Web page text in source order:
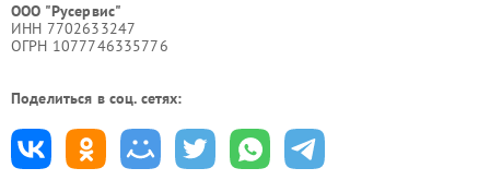
ООО "Русервис"
ИНН 7702633247
ОГРН 1077746335776
Поделиться в соц. сетях: